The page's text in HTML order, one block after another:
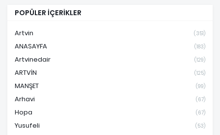
POPÜLER İÇERİKLER
Artvin (351)
ANASAYFA (183)
Artvinedair (129)
ARTVİN (125)
MANŞET (99)
Arhavi (67)
Hopa (67)
Yusufeli (53)